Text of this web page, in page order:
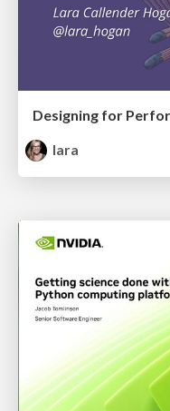
Designing for
lara